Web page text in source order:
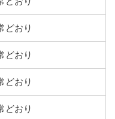
どおり
どおり
どおり
どおり